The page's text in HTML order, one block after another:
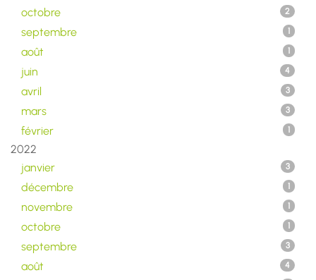
octobre 2
septembre 1
août 1
juin 4
avril 3
mars 3
février 1
2022
janvier
3
décembre 1
novembre 1
octobre 1
septembre 3
août 4